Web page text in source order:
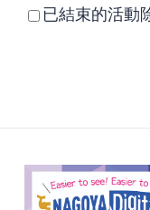
已結束的活動